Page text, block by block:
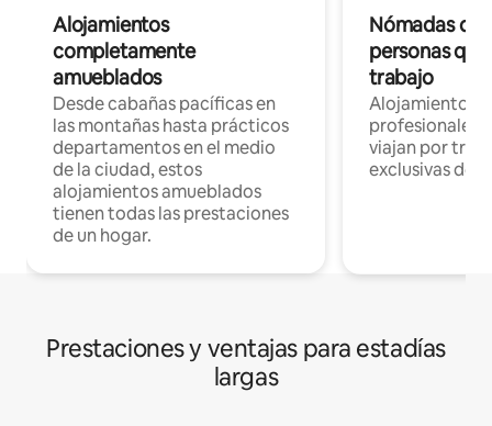
Alojamientos
completamente
amueblados
Desde cabañas pacíficas en
las montañas hasta prácticos
departamentos en el medio
de la ciudad, estos
alojamientos amueblados
tienen todas las prestaciones
de un hogar.
Nómadas
personas
trabajo
Alojamientos
profesionales
viajan por
exclusivas de
Prestaciones y ventajas para estadías
largas